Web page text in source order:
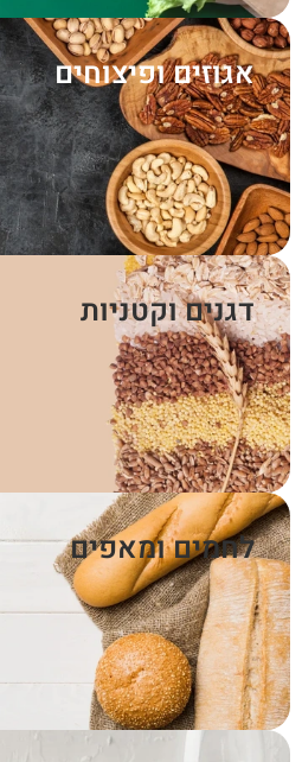
אגוזים ופיצוחים
דגנים וקטניות
לחמים ומאפים